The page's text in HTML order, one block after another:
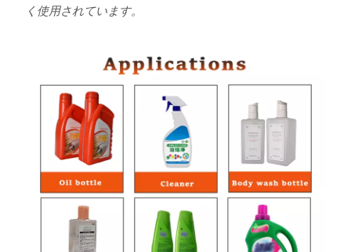
く使用されています。